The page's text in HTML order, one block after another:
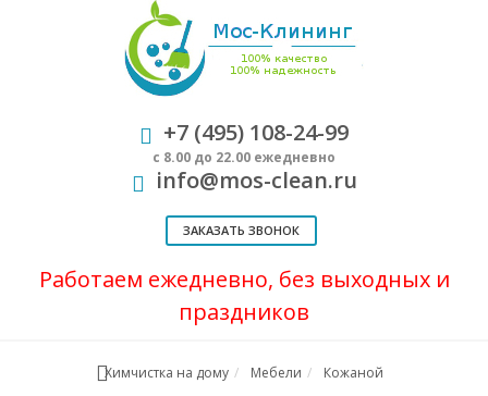
+7 (495) 108-24-99
с 8.00 до 22.00 ежедневно
info@mos-clean.ru
ЗАКАЗАТЬ ЗВОНОК
Работаем ежедневно, без выходных и
праздников
Химчистка на дому Мебели Кожаной